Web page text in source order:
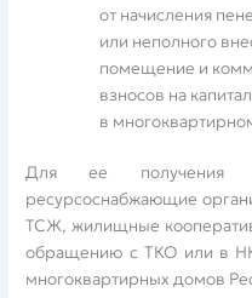
от начисления
или неполного
помещение и
взносов на
в
Для ее получения
ресурсоснабжающие
ТСЖ, жилищные
обращению с ТКО или в
многоквартирных домов